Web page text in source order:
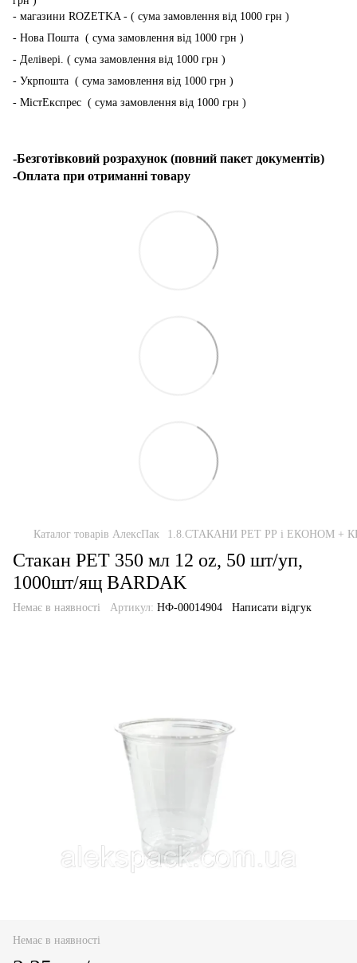
- магазини ROZETKA - ( сума замовлення від 1000 грн )
- Нова Пошта ( сума замовлення від 1000 грн )
- Делівері. ( сума замовлення від 1000 грн )
- Укрпошта ( сума замовлення від 1000 грн )
- МістЕкспрес ( сума замовлення від 1000 грн )
-Безготівковий розрахунок (повний пакет документів)
-Оплата при отриманні товару
Каталог товарів АлексПак 1.8.СТАКАНИ РЕТ РР і ЕКОНОМ +
Стакан PET 350 мл 12 oz, 50 шт/уп,
1000шт/ящ BARDAK
Немає в наявності Артикул: НФ-00014904 Написати відгук
Немає в наявності